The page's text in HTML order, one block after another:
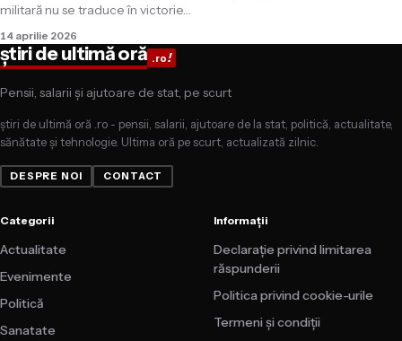
militară nu se traduce în victorie…
14 aprilie 2026
știri de ultimă oră .ro!
Pensii, salarii și ajutoare de stat, pe scurt
știri de ultimă oră .ro - pensii, salarii, ajutoare de la stat, politică, actualitate,
sănătate și tehnologie. Ultima oră pe scurt, actualizată zilnic.
DESPRE NOI CONTACT
Categorii
Actualitate
Evenimente
Politică
Sanatate
Informații
Declarație privind limitarea
răspunderii
Politica privind cookie-urile
Termeni și condiții